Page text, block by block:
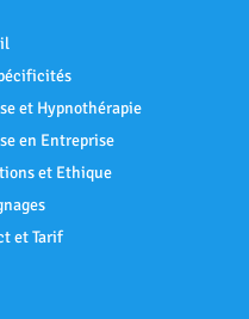
et Hypnothérapie
en Entreprise
et Ethique
et Tarif